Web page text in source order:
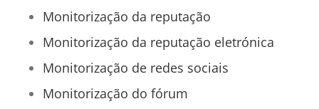
Monitorização da reputação
Monitorização da reputação eletrónica
Monitorização de redes sociais
Monitorização do fórum